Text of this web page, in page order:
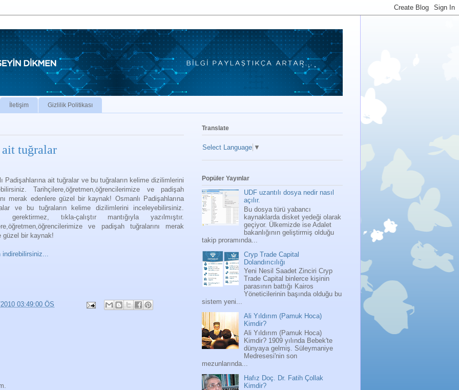
İletişim Gizlilik Politikası
ait tuğralar
Padişahlarına ait tuğralar ve bu tuğraların kelime dizilimlerini
Tarihçilere,öğretmen,öğrencilerimize ve padişah
merak edenlere güzel bir kaynak! Osmanlı Padişahlarına
ve bu tuğraların kelime dizilimlerini inceleyebilirsiniz.
gerektirmez, tıkla-çalıştır mantığıyla yazılmıştır.
ve padişah tuğralarını merak
güzel bir kaynak!
indirebilirsiniz...
03:49:00 ÖS
Translate
Select Language ▼
Popüler Yayınlar
UDF uzantılı dosya nedir nasıl
açılır.
Bu dosya türü yabancı
kaynaklarda disket yedeği olarak
geçiyor. Ülkemizde ise Adalet
bakanlığının geliştirmiş olduğu
takip proramında...
Cryp Trade Capital
Dolandırıcılığı
Yeni Nesil Saadet Zinciri Cryp
Trade Capital binlerce kişinin
parasının battığı Kairos
Yöneticilerinin başında olduğu bu
sistem yeni...
Ali Yıldırım (Pamuk Hoca)
Kimdir?
Ali Yıldırım (Pamuk Hoca)
Kimdir? 1909 yılında Bebek'te
dünyaya gelmiş. Süleymaniye
Medresesi'nin son
mezunlarında...
Hafız Doç. Dr. Fatih Çollak
Kimdir?